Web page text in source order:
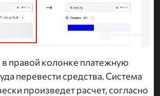
правой колонке платежную
перевести средства. Система
произведет расчет, согласно